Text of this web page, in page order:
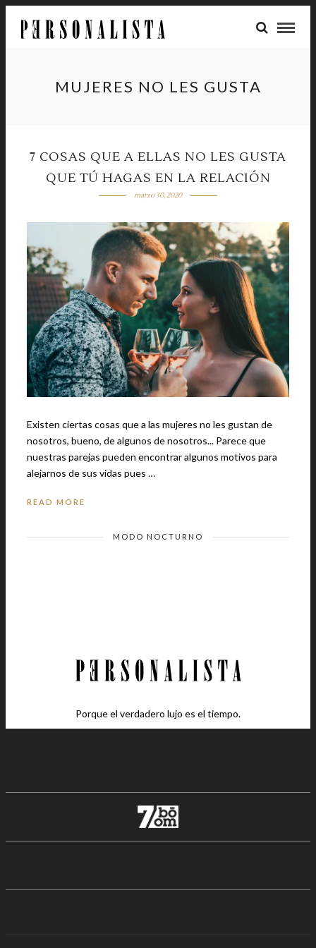
MUJERES NO LES GUSTA
7 COSAS QUE A ELLAS NO LES GUSTA
QUE TÚ HAGAS EN LA RELACIÓN
marzo 30, 2020
Existen ciertas cosas que a las mujeres no les gustan de
nosotros, bueno, de algunos de nosotros... Parece que
nuestras parejas pueden encontrar algunos motivos para
alejarnos de sus vidas pues …
READ MORE
MODO NOCTURNO
Porque el verdadero lujo es el tiempo.